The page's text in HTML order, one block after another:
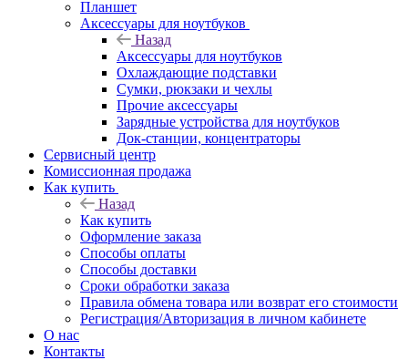
Планшет
Аксессуары для ноутбуков
Назад
Аксессуары для ноутбуков
Охлаждающие подставки
Сумки, рюкзаки и чехлы
Прочие аксессуары
Зарядные устройства для ноутбуков
Док-станции, концентраторы
Сервисный центр
Комиссионная продажа
Как купить
Назад
Как купить
Оформление заказа
Способы оплаты
Способы доставки
Сроки обработки заказа
Правила обмена товара или возврат его стоимости
Регистрация/Авторизация в личном кабинете
О нас
Контакты